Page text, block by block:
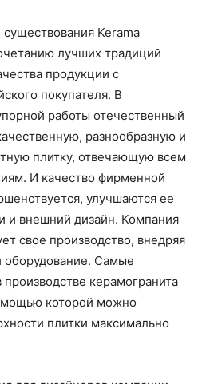
Kerama
лучших традиций
продукции с
покупателя. В
работы отечественный
разнообразную и
плитку, отвечающую всем
И качество фирменной
улучшаются ее
и внешний дизайн. Компания
свое производство, внедряя
оборудование. Самые
керамогранита
которой можно
плитки максимально